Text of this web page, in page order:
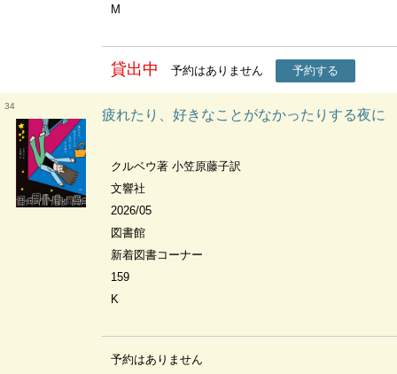
M
貸出中 予約はありません 予約する
34
疲れたり、好きなことがなかったりする夜に
クルベウ著 小笠原藤子訳
文響社
2026/05
図書館
新着図書コーナー
159
K
予約はありません